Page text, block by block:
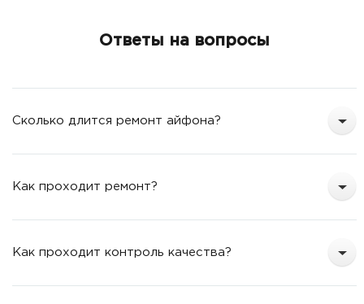
Ответы на вопросы
Сколько длится ремонт айфона?
Как проходит ремонт?
Как проходит контроль качества?